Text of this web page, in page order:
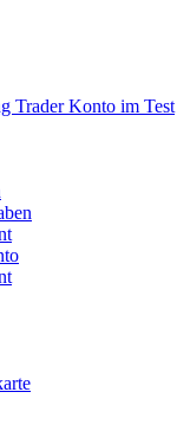
Trader Konto im Test